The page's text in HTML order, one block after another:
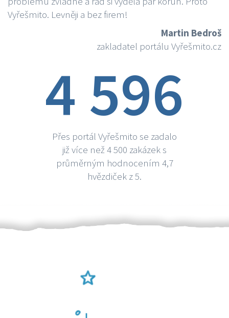
Vyřešmito. Levněji a bez firem!
Martin Bedroš
zakladatel portálu Vyřešmito.cz
4 596
Přes portál Vyřešmito se zadalo
již více než 4 500 zakázek s
průměrným hodnocením 4,7
hvězdiček z 5.